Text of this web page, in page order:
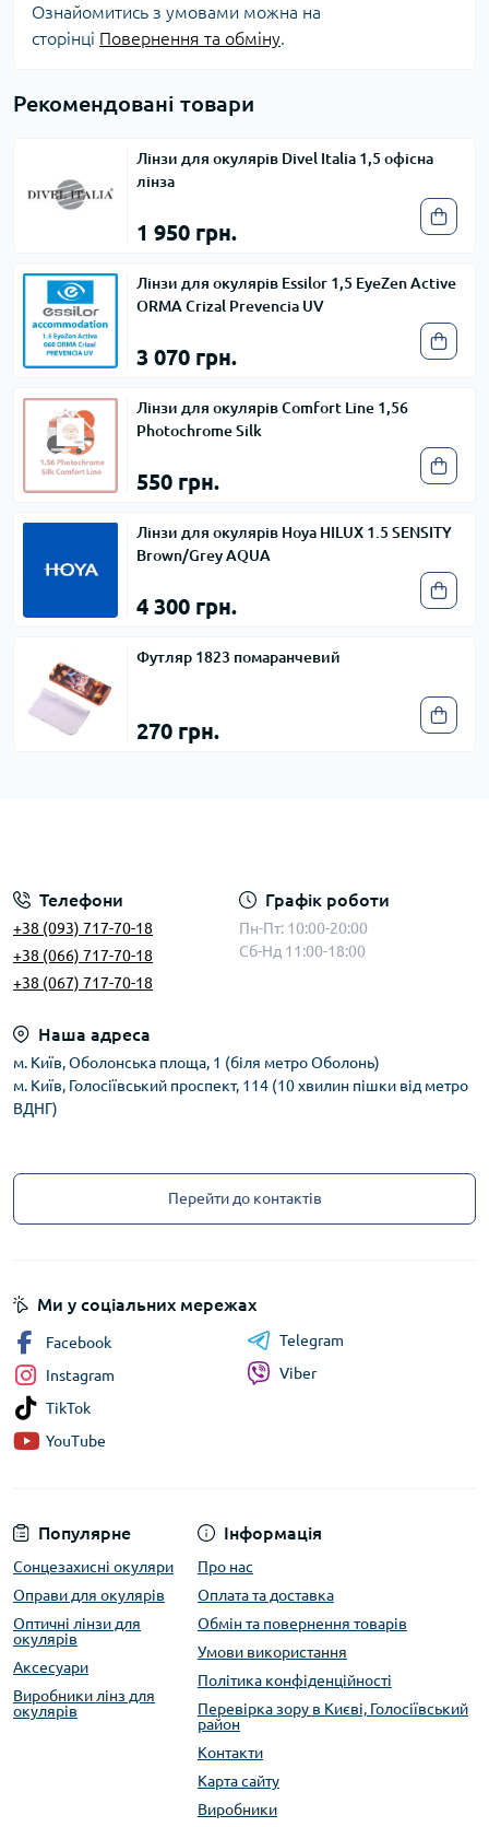
Ознайомитись з умовами можна на
сторінці Повернення та обміну.
Рекомендовані товари
Лінзи для окулярів Divel Italia 1,5 офісна
лінза
1 950 грн.
Лінзи для окулярів Essilor 1,5 EyeZen Active
ORMA Crizal Prevencia UV
3 070 грн.
Лінзи для окулярів Comfort Line 1,56
Photochrome Silk
550 грн.
Лінзи для окулярів Hoya HILUX 1.5 SENSITY
Brown/Grey AQUA
4 300 грн.
Футляр 1823 помаранчевий
270 грн.
Телефони
+38 (093) 717-70-18
+38 (066) 717-70-18
+38 (067) 717-70-18
Графік роботи
Пн-Пт: 10:00-20:00
Сб-Нд 11:00-18:00
Наша адреса
м. Київ, Оболонська площа, 1 (біля метро Оболонь)
м. Київ, Голосіївський проспект, 114 (10 хвилин пішки від метро
ВДНГ)
Перейти до контактів
Популярне
Сонцезахисні окуляри
Оправи для окулярів
Оптичні лінзи для
окулярів
Аксесуари
Виробники лінз для
окулярів
Інформація
Про нас
Оплата та доставка
Обмін та повернення товарів
Умови використання
Політика конфіденційності
Перевірка зору в Києві, Голосіївський
район
Контакти
Карта сайту
Виробники
Ми у соціальних мережах
Facebook
Instagram
TikTok
YouTube
Telegram
Viber